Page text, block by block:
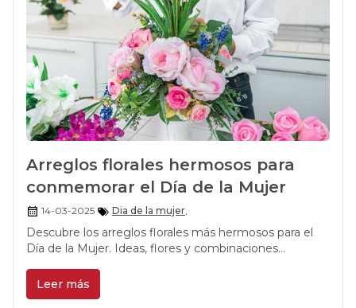
Arreglos florales hermosos para
conmemorar el Día de la Mujer
14-03-2025 Dia de la mujer,
Descubre los arreglos florales más hermosos para el
Día de la Mujer. Ideas, flores y combinaciones
Leer más